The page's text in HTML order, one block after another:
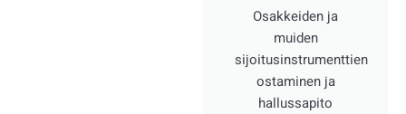
Osakkeiden ja
muiden
sijoitusinstrumenttien
ostaminen ja
hallussapito